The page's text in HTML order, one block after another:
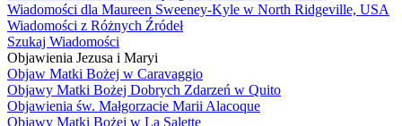
Wiadomości dla Maureen Sweeney-Kyle w North Ridgeville, USA
Wiadomości z Różnych Źródeł
Szukaj Wiadomości
Objawienia Jezusa i Maryi
Objaw Matki Bożej w Caravaggio
Objawy Matki Bożej Dobrych Zdarzeń w Quito
Objawienia św. Małgorzacie Marii Alacoque
Objawy Matki Bożej w La Salette